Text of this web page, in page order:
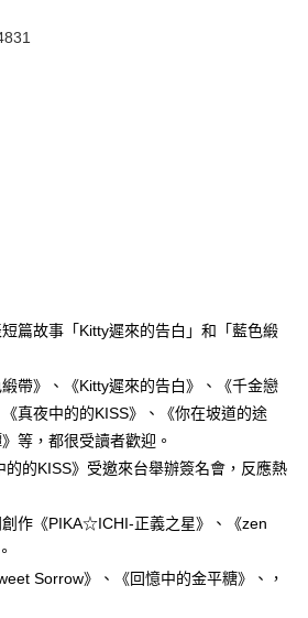
品之後才付款」的支付方式。 讓您購物簡單
需綁卡、不需儲值。
訊認證，即可結帳。
後，再付款。
程】
先享後付」後，將跳轉至「AFTEE先享後付」
認金額後，即可完成結帳。
到繳費通知簡訊。
進行付款，方視為交易完成。
不需立刻繳費，但若您需要取消訂單，請聯絡
意取消之訂單仍視為有效，需透過AFTEE先享
先享後付 」之結帳頁面顯示為準，若有關於
欲退款等相關疑問，請聯繫「AFTEE先享後付
公司提供之「AFTEE先享後付」服務完成之交
提供個人資料，並將交易相關給付款項請求債
司。
請瀏覽以下網址：
得法定代理人或監護人之同意方可使用
同意申辦者引起之損失，本公司不負相關責
以上)免運費
以上)免運費
以上)免運費
以上)免運費
以上)免運費
含以上)免運費
篇故事「Kitty遲來的告白」和「藍色緞
帶》、《Kitty遲來的告白》、《千金戀
真夜中的的KISS》、《你在坡道的途
等，都很受讀者歡迎。
的KISS》受邀來台舉辦簽名會，反應熱
作《PIKA☆ICHI-正義之星》、《zen
Sorrow》、《回憶中的金平糖》、，